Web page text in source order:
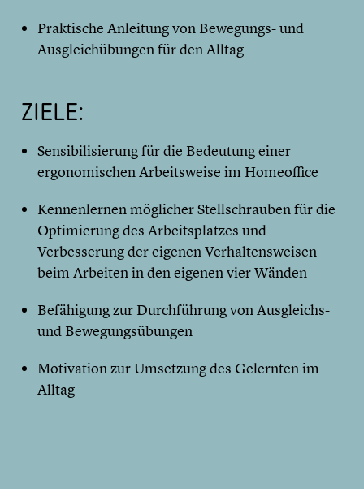
Praktische Anleitung von Bewegungs- und
Ausgleichübungen für den Alltag
ZIELE:
Sensibilisierung für die Bedeutung einer
ergonomischen Arbeitsweise im Homeoffice
Kennenlernen möglicher Stellschrauben für die
Optimierung des Arbeitsplatzes und
Verbesserung der eigenen Verhaltensweisen
beim Arbeiten in den eigenen vier Wänden
Befähigung zur Durchführung von Ausgleichs-
und Bewegungsübungen
Motivation zur Umsetzung des Gelernten im
Alltag